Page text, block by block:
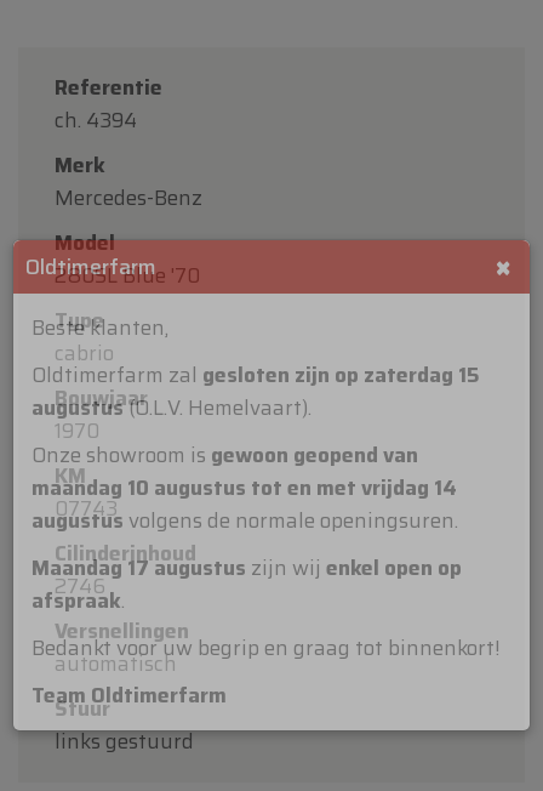
Referentie
ch. 4394
Merk
Mercedes-Benz
Model
280SL Blue '70
Type
cabrio
Bouwjaar
1970
KM
07743
Cilinderinhoud
2746
Versnellingen
automatisch
Stuur
links gestuurd
Oldtimerfarm
Beste klanten,
Oldtimerfarm zalgesloten zijn op zaterdag 15
augustus (O.L.V. Hemelvaart).
Onze showroom isgewoon geopend van
maandag 10 augustus tot en met vrijdag 14
augustus
Maandag 17 augustuszijn wijenkel open op
afspraak.
Bedankt voor uw begrip en graag tot binnenkort!